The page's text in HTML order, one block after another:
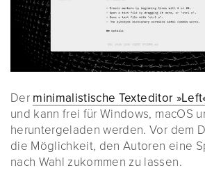
Der minimalistische Texteditor
und kann frei für Windows, macOS
heruntergeladen werden. Vor dem
die Möglichkeit, den Autoren eine
nach Wahl zukommen zu lassen.